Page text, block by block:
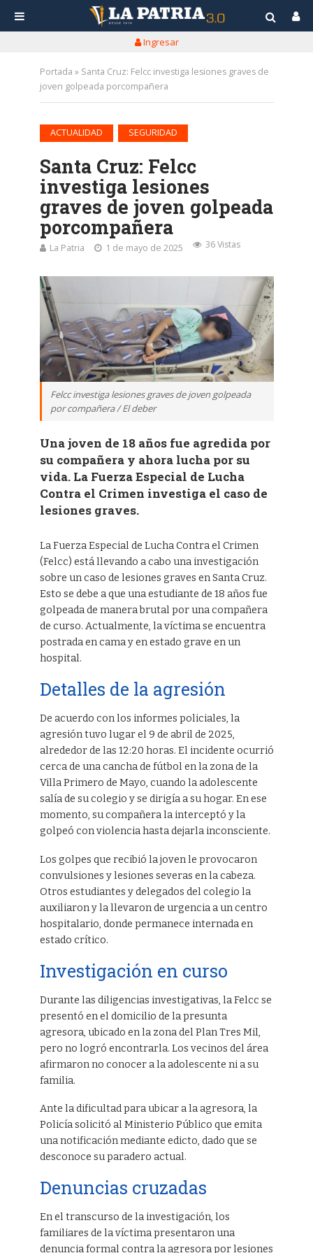
Ingresar
Portada » Santa Cruz: Felcc investiga lesiones graves de
joven golpeada porcompañera
ACTUALIDAD SEGURIDAD
Santa Cruz: Felcc
investiga lesiones
graves de joven golpeada
porcompañera
La Patria 1 de mayo de 2025 36 Vistas
Felcc investiga lesiones graves de joven golpeada
por compañera / El deber
Una joven de 18 años fue agredida por
su compañera y ahora lucha por su
vida. La Fuerza Especial de Lucha
Contra el Crimen investiga el caso de
lesiones graves.
La Fuerza Especial de Lucha Contra el Crimen
(Felcc) está llevando a cabo una investigación
sobre un caso de lesiones graves en Santa Cruz.
Esto se debe a que una estudiante de 18 años fue
golpeada de manera brutal por una compañera
de curso. Actualmente, la víctima se encuentra
postrada en cama y en estado grave en un
hospital.
Detalles de la agresión
De acuerdo con los informes policiales, la
agresión tuvo lugar el 9 de abril de 2025,
alrededor de las 12:20 horas. El incidente ocurrió
cerca de una cancha de fútbol en la zona de la
Villa Primero de Mayo, cuando la adolescente
salía de su colegio y se dirigía a su hogar. En ese
momento, su compañera la interceptó y la
golpeó con violencia hasta dejarla inconsciente.
Los golpes que recibió la joven le provocaron
convulsiones y lesiones severas en la cabeza.
Otros estudiantes y delegados del colegio la
auxiliaron y la llevaron de urgencia a un centro
hospitalario, donde permanece internada en
estado crítico.
Investigación en curso
Durante las diligencias investigativas, la Felcc se
presentó en el domicilio de la presunta
agresora, ubicado en la zona del Plan Tres Mil,
pero no logró encontrarla. Los vecinos del área
afirmaron no conocer a la adolescente ni a su
familia.
Ante la dificultad para ubicar a la agresora, la
Policía solicitó al Ministerio Público que emita
una notificación mediante edicto, dado que se
desconoce su paradero actual.
Denuncias cruzadas
En el transcurso de la investigación, los
familiares de la víctima presentaron una
denuncia formal contra la agresora por lesiones